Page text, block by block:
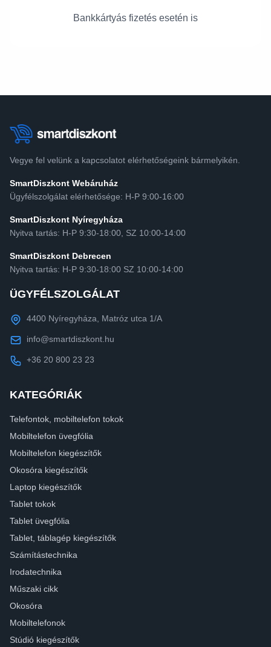
Bankkártyás fizetés esetén is
Vegye fel velünk a kapcsolatot elérhetőségeink bármelyikén.
SmartDiszkont Webáruház
Ügyfélszolgálat elérhetősége: H-P 9:00-16:00
SmartDiszkont Nyíregyháza
Nyitva tartás: H-P 9:30-18:00, SZ 10:00-14:00
SmartDiszkont Debrecen
Nyitva tartás: H-P 9:30-18:00 SZ 10:00-14:00
ÜGYFÉLSZOLGÁLAT
4400 Nyíregyháza, Matróz utca 1/A
info@smartdiszkont.hu
+36 20 800 23 23
KATEGÓRIÁK
Telefontok, mobiltelefon tokok
Mobiltelefon üvegfólia
Mobiltelefon kiegészítők
Okosóra kiegészítők
Laptop kiegészítők
Tablet tokok
Tablet üvegfólia
Tablet, táblagép kiegészítők
Számítástechnika
Irodatechnika
Műszaki cikk
Okosóra
Mobiltelefonok
Stúdió kiegészítők